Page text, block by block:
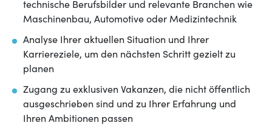
technische Berufsbilder und relevante Branchen wie
Maschinenbau, Automotive oder Medizintechnik
Analyse Ihrer aktuellen Situation und Ihrer
Karriereziele, um den nächsten Schritt gezielt zu
planen
Zugang zu exklusiven Vakanzen, die nicht öffentlich
ausgeschrieben sind und zu Ihrer Erfahrung und
Ihren Ambitionen passen